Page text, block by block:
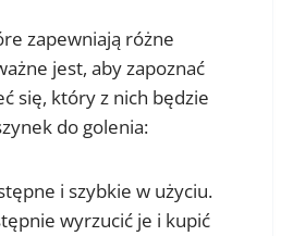
zapewniają różne
jest, aby zapoznać
się, który z nich będzie
do golenia:
i szybkie w użyciu.
wyrzucić je i kupić